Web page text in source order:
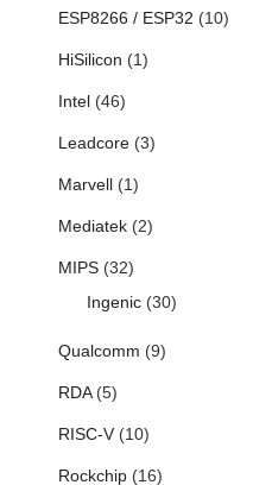
ESP8266 / ESP32 (10)
HiSilicon (1)
Intel(46)
Leadcore(3)
Marvell(1)
Mediatek(2)
MIPS(32)
Ingenic(30)
Qualcomm (9)
RDA(5)
RISC-V(10)
Rockchip(16)